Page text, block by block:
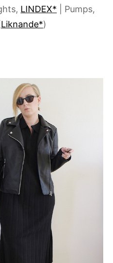
LINDEX* | Pumps,
Liknande*)